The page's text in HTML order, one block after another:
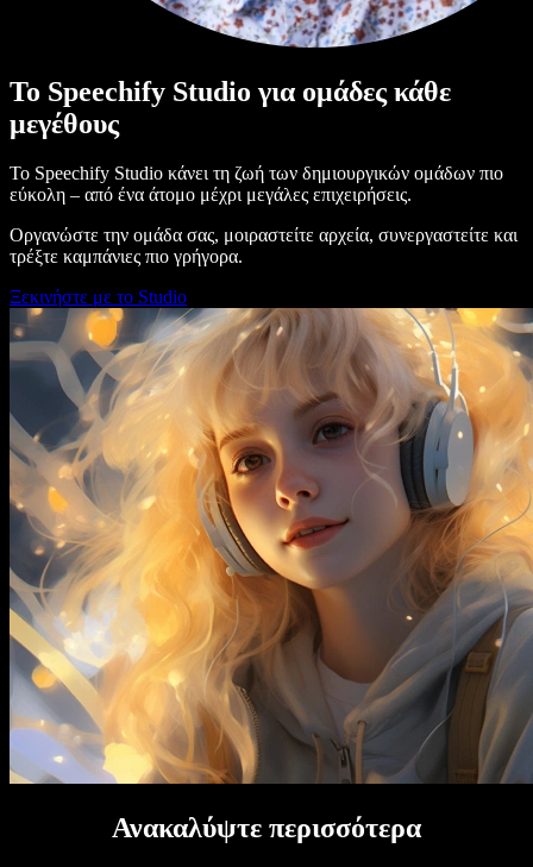
Το Speechify Studio για ομάδες κάθε
μεγέθους
Το Speechify Studio κάνει τη ζωή των δημιουργικών ομάδων πιο
εύκολη – από ένα άτομο μέχρι μεγάλες επιχειρήσεις.
Οργανώστε την ομάδα σας, μοιραστείτε αρχεία, συνεργαστείτε και
τρέξτε καμπάνιες πιο γρήγορα.
Ξεκινήστε με το Studio
Ανακαλύψτε περισσότερα